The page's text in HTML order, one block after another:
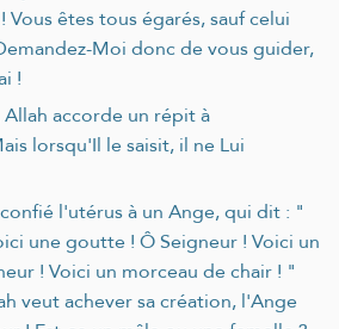
Vous êtes tous égarés, sauf celui
Moi donc de vous guider,
!
accorde un répit à
lorsqu'Il le saisit, il ne Lui
l'utérus à un Ange, qui dit : "
une goutte ! Ô Seigneur ! Voici un
! Voici un morceau de chair ! "
veut achever sa création, l'Ange